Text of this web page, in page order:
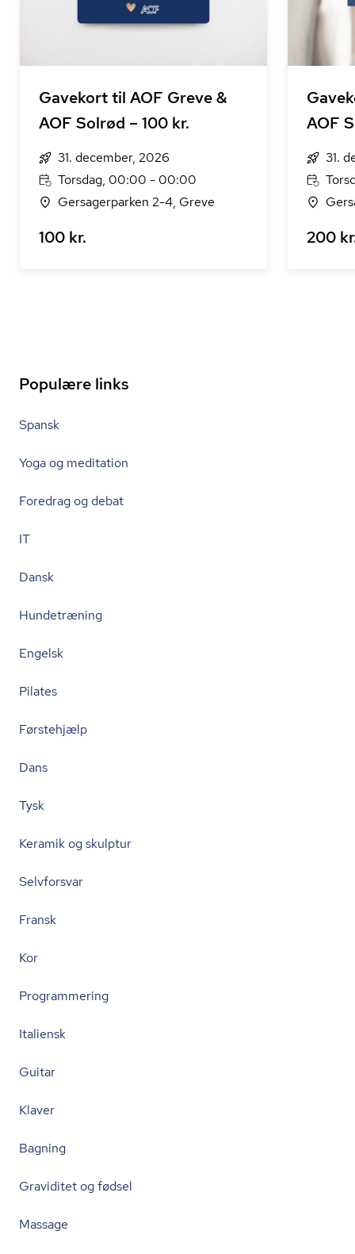
Gavekort til AOF Greve &
AOF Solrød – 100 kr.
31. december, 2026
Torsdag, 00:00 - 00:00
Gersagerparken 2-4, Greve
100 kr.
AOF
31.
200
Populære links
Spansk
Yoga og meditation
Foredrag og debat
IT
Dansk
Hundetræning
Engelsk
Pilates
Førstehjælp
Dans
Tysk
Keramik og skulptur
Selvforsvar
Fransk
Kor
Programmering
Italiensk
Guitar
Klaver
Bagning
Graviditet og fødsel
Massage